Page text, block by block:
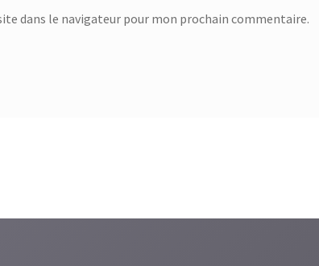
dans le navigateur pour mon prochain commentaire.